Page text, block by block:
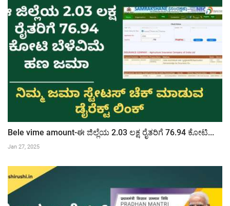
Bele vime amount-ಈ ಜಿಲ್ಲೆಯ 2.03 ಲಕ್ಷ ರೈತರಿಗೆ 76.94 ಕೋಟಿ...
Jan 27, 2025